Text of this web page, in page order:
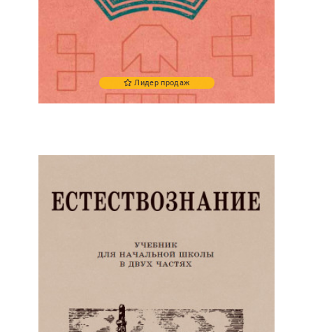
Лидер продаж